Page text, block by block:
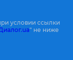
условии ссылки
" не ниже